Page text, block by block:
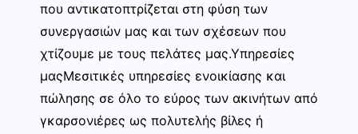
που αντικατοπτρίζεται στη φύση των
συνεργασιών μας και των σχέσεων που
χτίζουμε με τους πελάτες μας.Υπηρεσίες
μαςΜεσιτικές υπηρεσίες ενοικίασης και
πώλησης σε όλο το εύρος των ακινήτων από
γκαρσονιέρες ως πολυτελής βίλες ή